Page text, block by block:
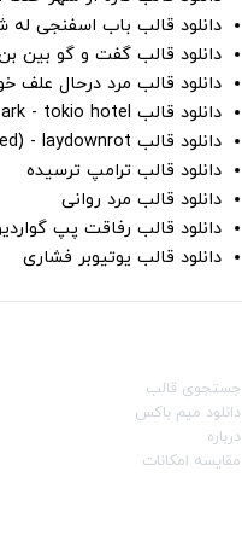
دانلود قالب باب اسفنجی له
دانلود قالب گفت و گو بین
دانلود قالب مرد درحال علف
دانلود قالب Dancing In The Dark - tokio hotel
دانلود قالب hunter eyes (super Slowed) - laydownrot
دانلود قالب ترامپ ترسیده
دانلود قالب مرد روانی
دانلود قالب رفاقت پپ
دانلود قالب یوتیوبر فشاری
جستجوی قالب
دانلود میم باکس
درباره
مقایسه امکانات